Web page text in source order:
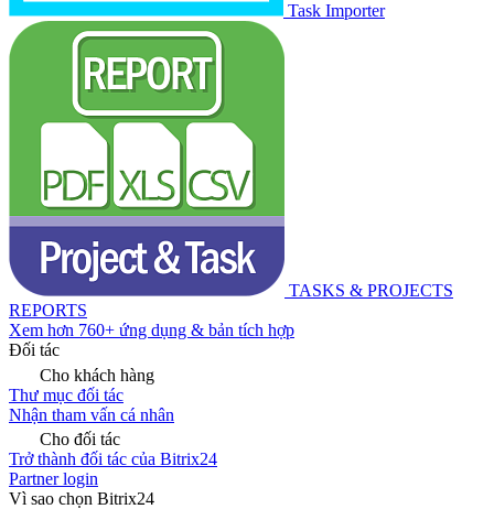
Task Importer
TASKS & PROJECTS
REPORTS
Xem hơn 760+ ứng dụng & bản tích hợp
Đối tác
Cho khách hàng
Thư mục đối tác
Nhận tham vấn cá nhân
Cho đối tác
Trở thành đối tác của Bitrix24
Partner login
Vì sao chọn Bitrix24